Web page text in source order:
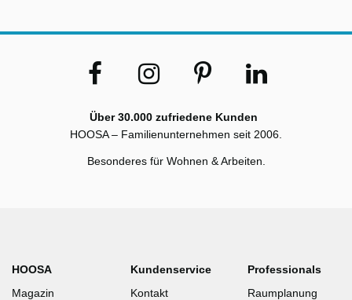
Über 30.000 zufriedene Kunden
HOOSA – Familienunternehmen seit 2006.
Besonderes für Wohnen & Arbeiten.
HOOSA
Magazin
Kundenservice
Kontakt
Professionals
Raumplanung